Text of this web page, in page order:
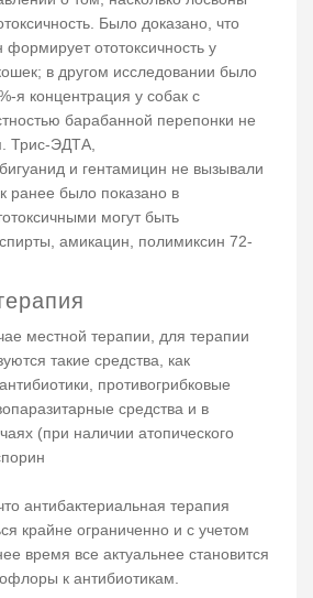
Было доказано, что
формирует ототоксичность у
в другом исследовании было
я концентрация у собак с
барабанной перепонки не
Трис-ЭДТА,
и гентамицин не вызывали
ранее было показано в
могут быть
амикацин, полимиксин 72-
местной терапии, для терапии
такие средства, как
противогрибковые
средства и в
(при наличии атопического
антибактериальная терапия
крайне ограниченно и с учетом
время все актуальнее становится
к антибиотикам.